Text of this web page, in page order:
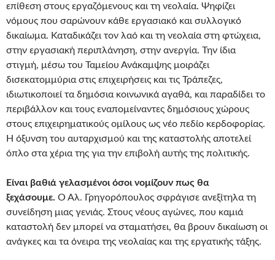
επίθεση στους εργαζόμενους και τη νεολαία. Ψηφίζει
νόμους που σαρώνουν κάθε εργασιακό και συλλογικό
δικαίωμα. Καταδικάζει τον λαό και τη νεολαία στη φτώχεια,
στην εργασιακή περιπλάνηση, στην ανεργία. Την ίδια
στιγμή, μέσω του Ταμείου Ανάκαμψης μοιράζει
δισεκατομμύρια στις επιχειρήσεις και τις Τράπεζες,
ιδιωτικοποιεί τα δημόσια κοινωνικά αγαθά, και παραδίδει το
περιβάλλον και τους εναπομείναντες δημόσιους χώρους
στους επιχειρηματικούς ομίλους ως νέο πεδίο κερδοφορίας.
Η όξυνση του αυταρχισμού και της καταστολής αποτελεί
όπλο στα χέρια της για την επιβολή αυτής της πολιτικής.
Είναι βαθιά γελασμένοι όσοι νομίζουν πως θα
ξεχάσουμε. Ο Αλ. Γρηγορόπουλος σφράγισε ανεξίτηλα τη
συνείδηση μιας γενιάς. Στους νέους αγώνες, που καμιά
καταστολή δεν μπορεί να σταματήσει, θα βρουν δικαίωση οι
ανάγκες και τα όνειρα της νεολαίας και της εργατικής τάξης.